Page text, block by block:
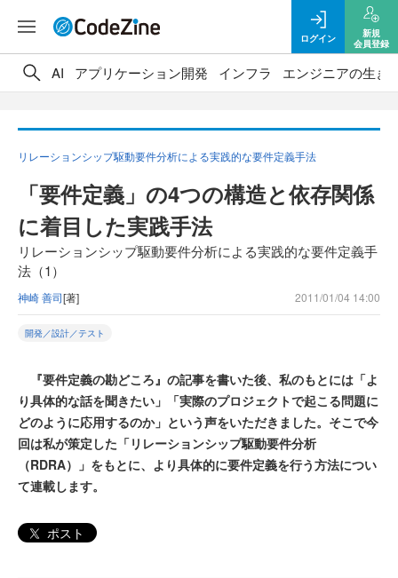
ログイン
新規
会員登録
AI アプリケーション開発 インフラ エンジニアの生き
リレーションシップ駆動要件分析による実践的な要件定義手法
「要件定義」の4つの構造と依存関係
に着目した実践手法
リレーションシップ駆動要件分析による実践的な要件定義手
法（1）
神崎 善司[著] 2011/01/04 14:00
開発／設計／テスト
『要件定義の勘どころ』の記事を書いた後、私のもとには「よ
り具体的な話を聞きたい」「実際のプロジェクトで起こる問題に
どのように応用するのか」という声をいただきました。そこで今
回は私が策定した「リレーションシップ駆動要件分析
（RDRA）」をもとに、より具体的に要件定義を行う方法につい
て連載します。
ポスト